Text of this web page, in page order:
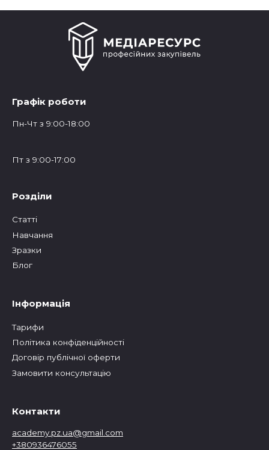
Графік роботи
Пн-Чт з 9:00-18:00
Пт з 9:00-17:00
Розділи
Статтi
Навчання
Зразки
Блог
Інформація
Тарифи
Політика конфіденційності
Договір публічної оферти
Замовити консультацію
Контакти
academy.pz.ua@gmail.com
+380936476055